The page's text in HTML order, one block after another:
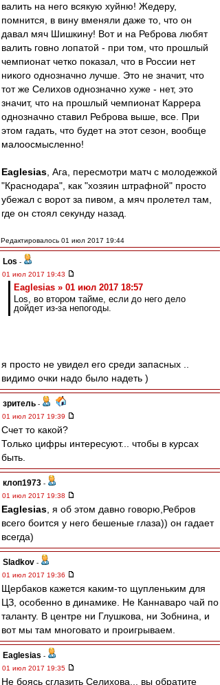
валить на него всякую хуйню! Жедеру,
помнится, в вину вменяли даже то, что он
давал мяч Шишкину! Вот и на Реброва любят
валить говно лопатой - при том, что прошлый
чемпионат четко показал, что в России нет
никого однозначно лучше. Это не значит, что
тот же Селихов однозначно хуже - нет, это
значит, что на прошлый чемпионат Каррера
однозначно ставил Реброва выше, все. При
этом гадать, что будет на этот сезон, вообще
малоосмысленно!
Eaglesias , Ага, пересмотри матч с молодежкой
"Краснодара", как "хозяин штрафной" просто
убежал с ворот за пивом, а мяч пролетел там,
где он стоял секунду назад.
Редактировалось 01 июл 2017 19:44
Los -
01 июл 2017 19:43
Eaglesias » 01 июл 2017 18:57
Los, во втором тайме, если до него дело
дойдет из-за непогоды.
я просто не увидел его среди запасных ..
видимо очки надо было надеть )
зpитель -
01 июл 2017 19:39
Счет то какой?
Только цифры интересуют... чтобы в курсах
быть.
клоп1973 -
01 июл 2017 19:38
Eaglesias , я об этом давно говорю,Ребров
всего боится у него бешеные глаза)) он гадает
всегда)
Sladkov -
01 июл 2017 19:36
Щербаков кажется каким-то щупленьким для
ЦЗ, особенно в динамике. Не Каннаваро чай по
таланту. В центре ни Глушкова, ни Зобнина, и
вот мы там многовато и проигрываем.
Eaglesias -
01 июл 2017 19:35
Не боясь сглазить Селихова... вы обратите